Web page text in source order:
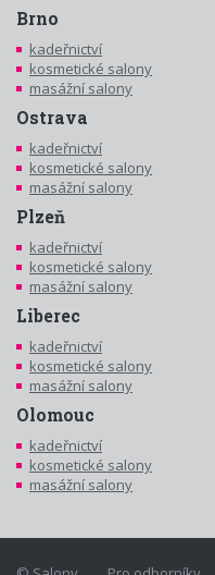
Brno
kadeřnictví
kosmetické salony
masážní salony
Ostrava
kadeřnictví
kosmetické salony
masážní salony
Plzeň
kadeřnictví
kosmetické salony
masážní salony
Liberec
kadeřnictví
kosmetické salony
masážní salony
Olomouc
kadeřnictví
kosmetické salony
masážní salony